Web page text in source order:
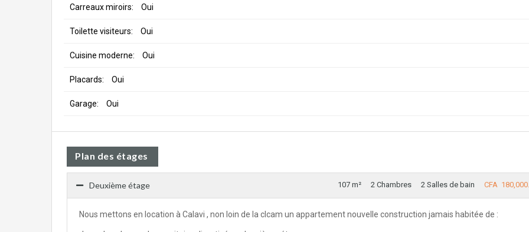
Carreaux miroirs: Oui
Toilette visiteurs: Oui
Cuisine moderne: Oui
Placards: Oui
Garage: Oui
Plan des étages
Deuxième étage 107 m² 2 Chambres 2 Salles de bain CFA
Nous mettons en location à Calavi , non loin de la clcam un appartement nouvelle construction jamais habitée de :